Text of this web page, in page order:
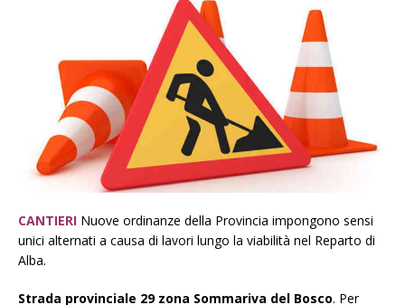
CANTIERI Nuove ordinanze della Provincia impongono sensi
unici alternati a causa di lavori lungo la viabilità nel Reparto di
Alba.
Strada provinciale 29 zona Sommariva del Bosco. Per